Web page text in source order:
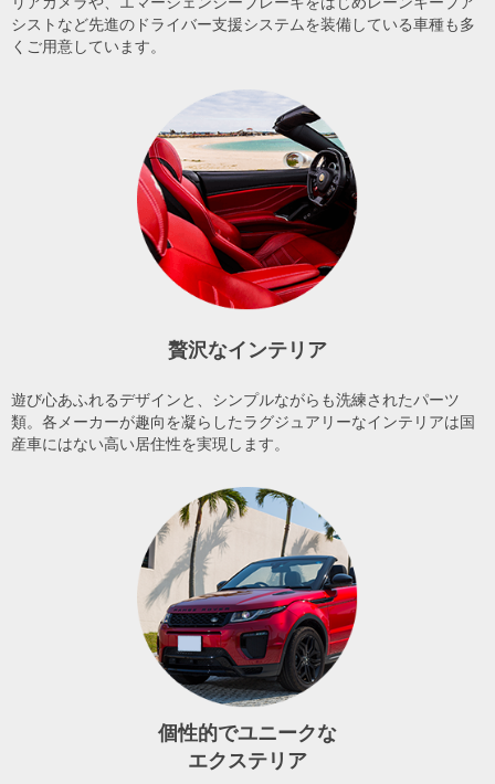
シストなど先進のドライバー支援システムを装備している車種も多
くご用意しています。
贅沢なインテリア
遊び心あふれるデザインと、シンプルながらも洗練されたパーツ
類。各メーカーが趣向を凝らしたラグジュアリーなインテリアは国
産車にはない高い居住性を実現します。
個性的でユニークな
エクステリア